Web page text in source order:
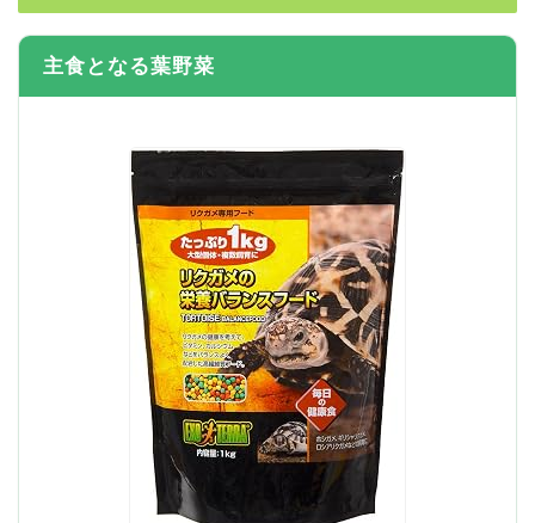
主食となる葉野菜